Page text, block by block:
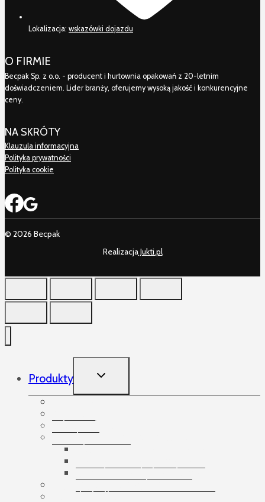
Lokalizacja: wskazówki dojazdu
O FIRMIE
Becpak Sp. z o.o. - producent i hurtownia opakowań z 20-letnim
doświadczeniem. Lider branży, oferujemy wysoką jakość i konkurencyjne
ceny.
NA SKRÓTY
Klauzula informacyjna
Polityka prywatności
Polityka cookie
© 2026 Becpak
RealizacjaJukti.pl
Produkty TOGGLE
CHILD
Arkusze foliowe
Bandowanie palet i paczek
Akcesoria do bandowania
Urządzenia do bandowania
Etykiety samoprzylepne
Folia bąbelkowa